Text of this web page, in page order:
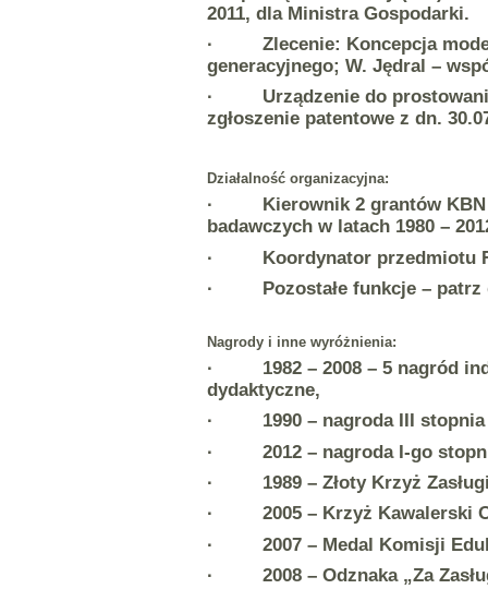
2011, dla Ministra Gospodarki.
· Zlecenie: Koncepcja
generacyjnego; W. Jędral –
· Urządzenie do prostowania
zgłoszenie patentowe z dn.
Działalność organizacyjna:
· Kierownik 2 grantów KBN i
badawczych w latach 1980 –
· Koordynator przedmiotu
· Pozostałe funkcje – patrz
Nagrody i inne wyróżnienia:
· 1982 – 2008 – 5 nagród
dydaktyczne,
· 1990 – nagroda III stopnia
· 2012 – nagroda I-go stopnia
· 1989 – Złoty Krzyż
· 2005 – Krzyż Kawalerski
· 2007 – Medal Komisji
· 2008 – Odznaka „Za